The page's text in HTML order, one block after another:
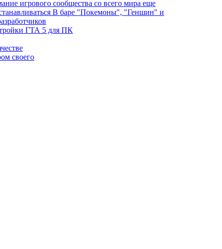
игрового сообщества со всего мира еще
В баре "Покемоны", "Геншин" и
ГТА 5 для ПК
своего